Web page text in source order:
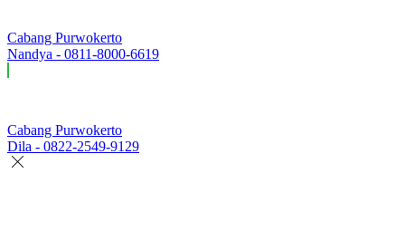
Cabang Purwokerto
Nandya - 0811-8000-6619
Cabang Purwokerto
Dila - 0822-2549-9129